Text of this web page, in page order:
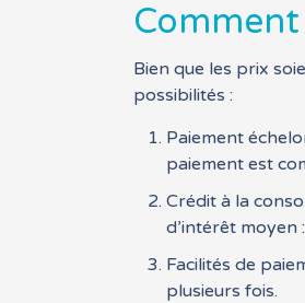
Bien que les prix
possibilités :
Paiement
paiement est
Crédit à la
d’intérêt moyen
Facilités de
plusieurs fois.